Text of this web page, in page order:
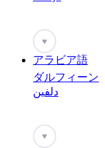
♥
アラビア語
ダルフィーン
دلفین
♥